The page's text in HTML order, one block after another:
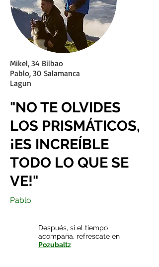
Mikel, 34 Bilbao
Pablo, 30 Salamanca
Lagun
"NO TE OLVIDES
LOS PRISMÁTICOS,
¡ES INCREÍBLE
TODO LO QUE SE
VE!"
Pablo
Después, si el tiempo
acompaña, refrescate en
Pozubaltz